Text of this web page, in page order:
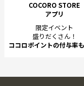
COCORO STORE
アプリ
限定イベント
盛りだくさん！
ココロポイントの付与率